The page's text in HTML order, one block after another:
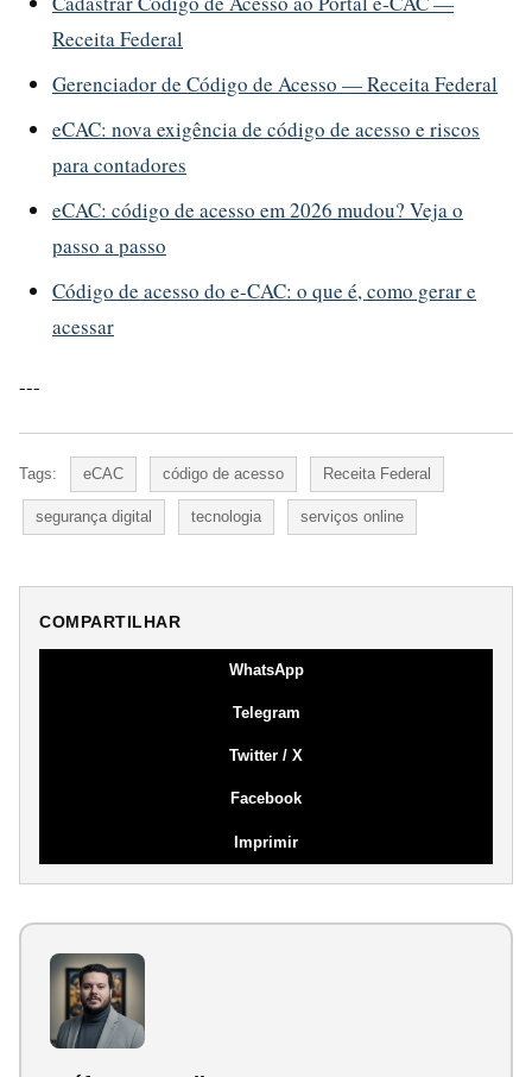
Receita Federal
Gerenciador de Código de Acesso — Receita Federal
eCAC: nova exigência de código de acesso e riscos
para contadores
eCAC: código de acesso em 2026 mudou? Veja o
passo a passo
Código de acesso do e-CAC: o que é, como gerar e
acessar
---
Tags: eCAC código de acesso Receita Federal
segurança digital tecnologia serviços online
COMPARTILHAR
WhatsApp
Telegram
Twitter / X
Facebook
Imprimir